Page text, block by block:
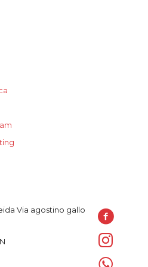
Via agostino gallo